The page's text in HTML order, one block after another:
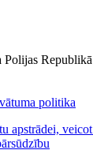
Polijas Republikā
politika
apstrādei,